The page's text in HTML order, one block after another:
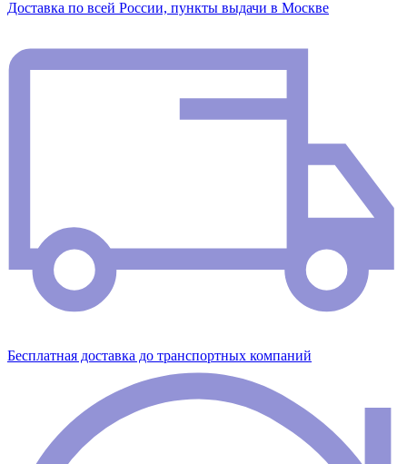
Доставка по всей России, пункты выдачи в Москве
Бесплатная доставка до транспортных компаний